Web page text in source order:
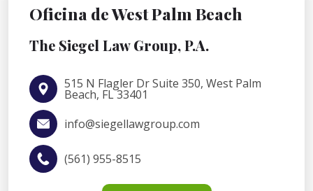
Oficina de West Palm Beach
The Siegel Law Group, P.A.
515 N Flagler Dr Suite 350, West Palm
Beach, FL 33401
info@siegellawgroup.com
(561) 955-8515